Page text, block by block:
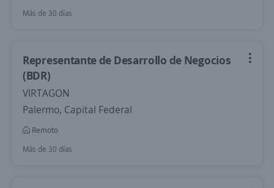
Más de 30 días
Representante de Desarrollo de Negocios
(BDR)
VIRTAGON
Palermo, Capital Federal
Remoto
Más de 30 días